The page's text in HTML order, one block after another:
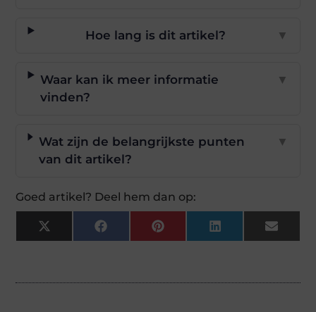
Hoe lang is dit artikel? ▼
Waar kan ik meer informatie
vinden?
▼
Wat zijn de belangrijkste punten
van dit artikel?
▼
Goed artikel? Deel hem dan op:
X
(Twitter)
FacebookPinterestLinkedInEmail